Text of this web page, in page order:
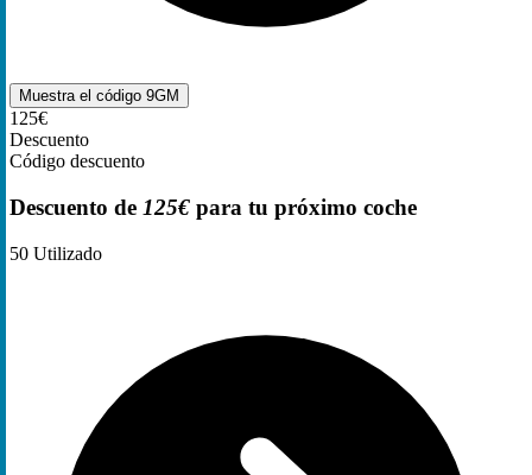
Muestra el código 9GM
125€
Descuento
Código descuento
Descuento de 125€ para tu próximo coche
50 Utilizado